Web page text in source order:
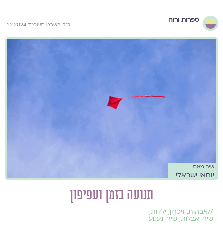
ספרות ורוח
כ״ב בשבט תשפ״ד 1.2.2024
שיר מאת
יוחאי ישראלי
תנועה בזמן ועפיפון
//אבהות, זיכרון, ילדוּת,
שירי אבלות, שירי געגוע